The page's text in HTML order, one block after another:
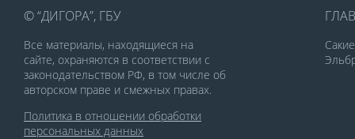
© “ДИГОРА”, ГБУ
Все материалы, находящиеся на
сайте, охраняются в соответствии с
законодательством РФ, в том числе об
авторском праве и смежных правах.
Политика в отношении обработки
персональных данных